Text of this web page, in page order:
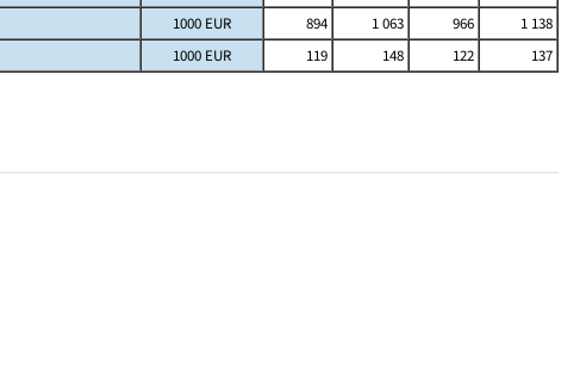
1000 EUR 894 1 063 966
1 138
1000 EUR 119 148 122 137